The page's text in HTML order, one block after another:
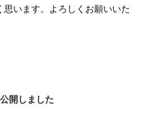
います。よろしくお願いいた
開しました